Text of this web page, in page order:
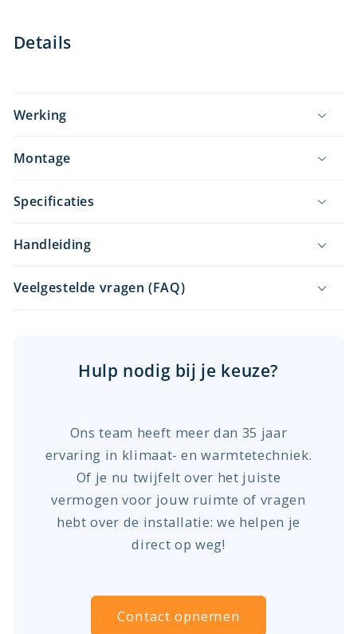
Details
Werking
Montage
Specificaties
Handleiding
Veelgestelde vragen (FAQ)
Hulp nodig bij je keuze?
Ons team heeft meer dan 35 jaar
ervaring in klimaat- en warmtetechniek.
Of je nu twijfelt over het juiste
vermogen voor jouw ruimte of vragen
hebt over de installatie: we helpen je
direct op weg!
Contact opnemen